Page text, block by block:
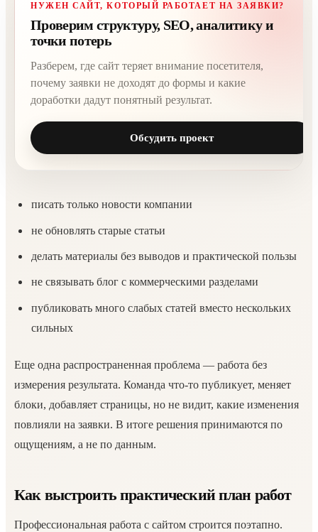
НУЖЕН САЙТ, КОТОРЫЙ РАБОТАЕТ НА ЗАЯВКИ?
Проверим структуру, SEO, аналитику и
точки потерь
Разберем, где сайт теряет внимание посетителя,
почему заявки не доходят до формы и какие
доработки дадут понятный результат.
Обсудить проект
писать только новости компании
не обновлять старые статьи
делать материалы без выводов и практической пользы
не связывать блог с коммерческими разделами
публиковать много слабых статей вместо нескольких
сильных
Еще одна распространенная проблема — работа без
измерения результата. Команда что-то публикует, меняет
блоки, добавляет страницы, но не видит, какие изменения
повлияли на заявки. В итоге решения принимаются по
ощущениям, а не по данным.
Как выстроить практический план работ
Профессиональная работа с сайтом строится поэтапно.